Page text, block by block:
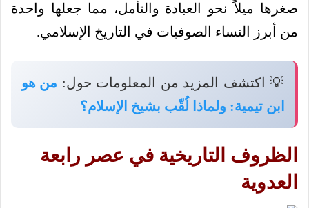
صغرها ميلاً نحو العبادة والتأمل، مما جعلها واحدة
من أبرز النساء الصوفيات في التاريخ الإسلامي.
💡 اكتشف المزيد من المعلومات حول: من هو
ابن تيمية: ولماذا لُقّب بشيخ الإسلام؟
الظروف التاريخية في عصر رابعة
العدوية